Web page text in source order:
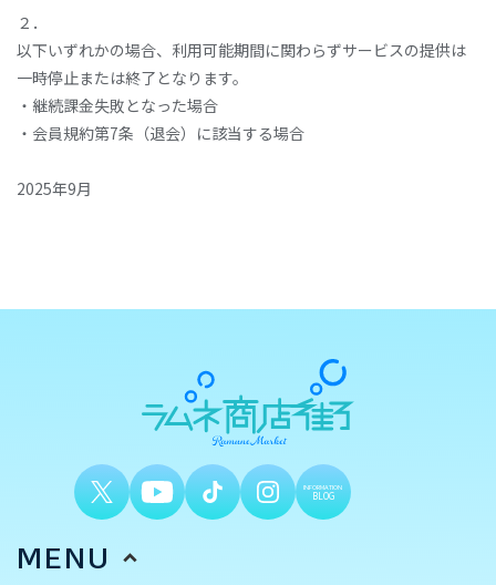
２．
以下いずれかの場合、利用可能期間に関わらずサービスの提供は
一時停止または終了となります。
・継続課金失敗となった場合
・会員規約第7条（退会）に該当する場合
2025年9月
INFORMATION
BLOG
MENU